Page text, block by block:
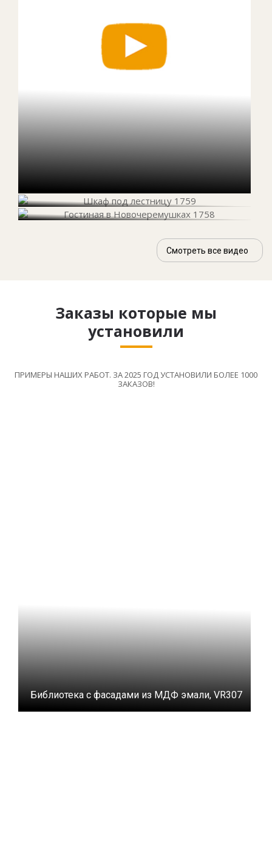
Смотреть все видео
Заказы которые мы
установили
ПРИМЕРЫ НАШИХ РАБОТ. ЗА 2025 ГОД УСТАНОВИЛИ БОЛЕЕ 1000
ЗАКАЗОВ!
Библиотека с фасадами из МДФ эмали, VR307